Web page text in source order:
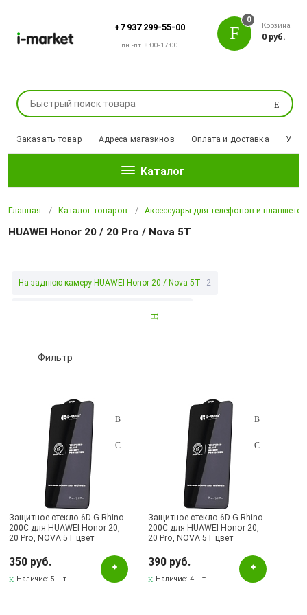
+7 937 299-55-00
пн.-пт. 8:00-17:00
Поиск
0
Корзина
0 руб.
Заказать товар Адреса магазинов Оплата и доставка
Каталог
Главная Каталог товаров Аксессуары для телефонов и планшетов
HUAWEI Honor 20 / 20 Pro / Nova 5T
На заднюю камеру HUAWEI Honor 20 / Nova 5T 2
Фильтр
Подбор параметров
Розничная цена
Цвет
Защитное стекло 6D G-Rhino
200C для HUAWEI Honor 20,
20 Pro, NOVA 5T цвет
350 руб.
Наличие:5 шт.
Защитное стекло 6D G-Rhino
200C для HUAWEI Honor 20,
20 Pro, NOVA 5T цвет
390 руб.
Наличие:4 шт.